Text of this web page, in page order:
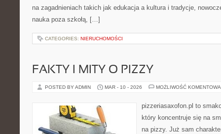
na zagadnieniach takich jak edukacja a kultura i tradycje,
nauka poza szkołą, […]
CATEGORIES: NIERUCHOMOŚCI
FAKTY I MITY O PIZZY
POSTED BY ADMIN MAR - 10 - 2026 MOŻLIWOŚĆ
pizzeriasaxofon.pl to
który koncentruje się na
na pizzy. Już sam